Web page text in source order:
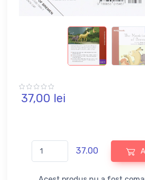
37,00 lei
37.00